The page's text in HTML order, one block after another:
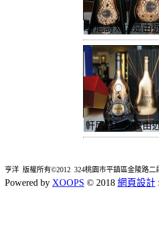
軒尼詩X.O.是由
軒尼詩X.O.是由
亨洋 版權所有©2012 324桃園市平鎮區金陵路二
Powered by XOOPS © 2018 網頁設計 :